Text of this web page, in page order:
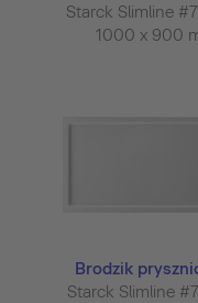
Starck Slimline
1000 x 900
Brodzik
Starck Slimline